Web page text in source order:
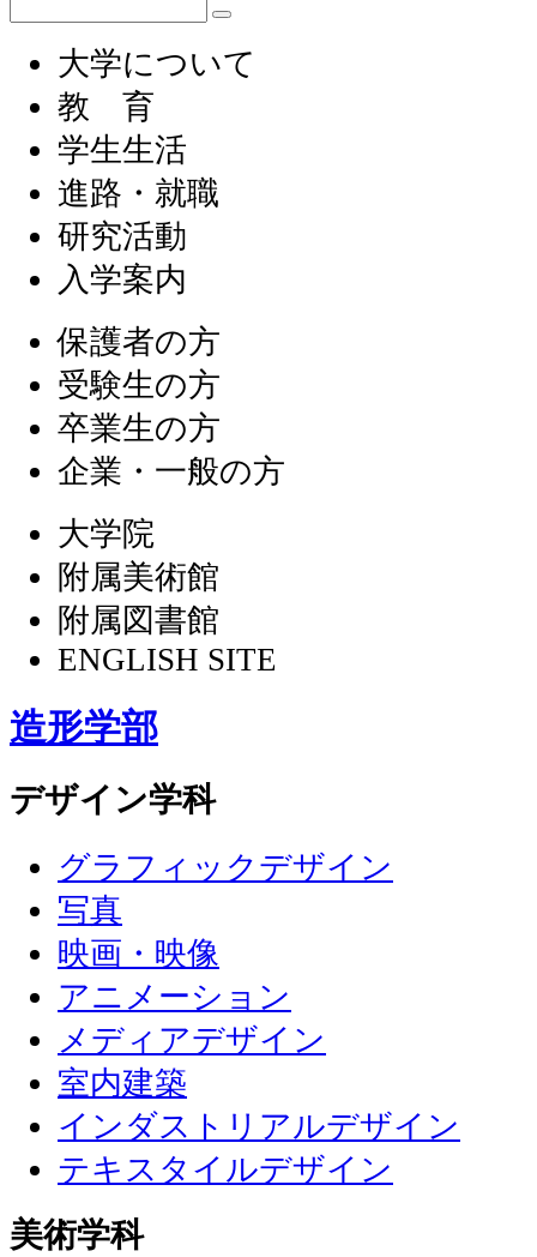
大学について
教 育
学生生活
進路・就職
研究活動
入学案内
保護者の方
受験生の方
卒業生の方
企業・一般の方
大学院
附属美術館
附属図書館
ENGLISH SITE
造形学部
デザイン学科
グラフィックデザイン
写真
映画・映像
アニメーション
メディアデザイン
室内建築
インダストリアルデザイン
テキスタイルデザイン
美術学科